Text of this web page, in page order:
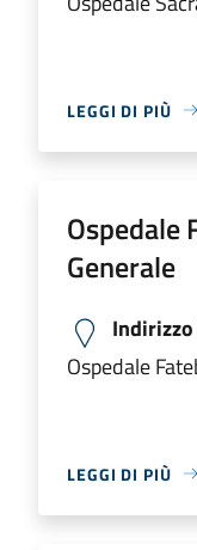
LEGGI DI PIÙ
Ospedale
Generale
Indirizzo
Ospedale
LEGGI DI PIÙ